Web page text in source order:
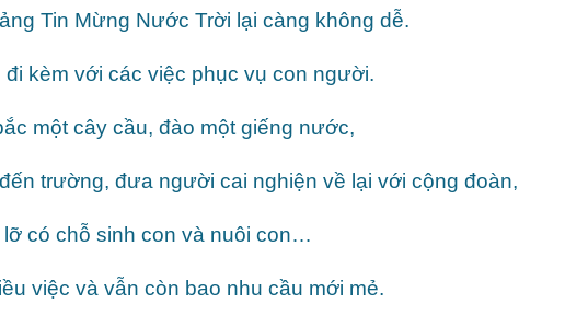
Tin Mừng Nước Trời lại càng không dễ.
đi kèm với các việc phục vụ con người.
một cây cầu, đào một giếng nước,
trường, đưa người cai nghiện về lại với cộng đoàn,
có chỗ sinh con và nuôi con…
việc và vẫn còn bao nhu cầu mới mẻ.